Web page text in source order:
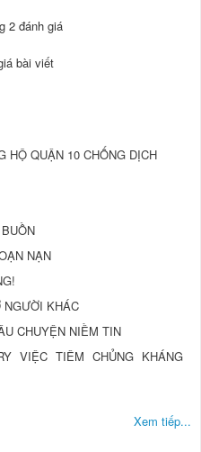
2 đánh giá
bài viết
HỘ QUẬN 10 CHỐNG DỊCH
NẠN
KHÁC
CHUYỆN NIỀM TIN
VIỆC TIÊM CHỦNG KHÁNG
Xem tiếp...